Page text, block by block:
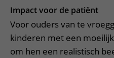
Impact voor de patiënt
Voor ouders van te
kinderen met een
om hen een realistisch